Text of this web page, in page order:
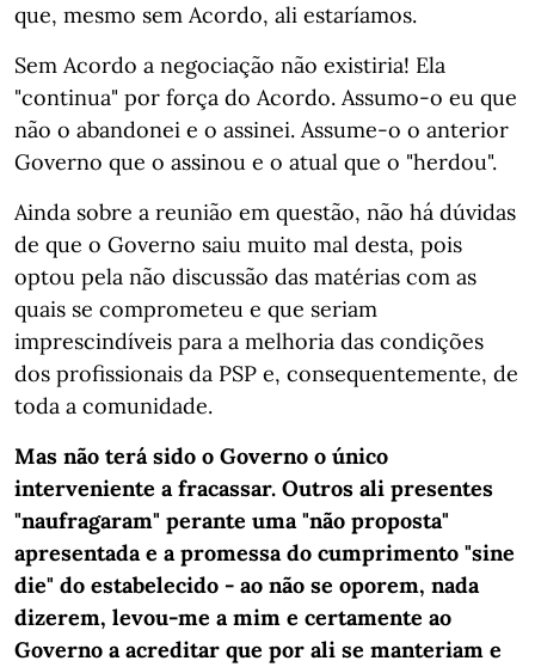
que, mesmo sem Acordo, ali estaríamos.
Sem Acordo a negociação não existiria! Ela
"continua" por força do Acordo. Assumo-o eu que
não o abandonei e o assinei. Assume-o o anterior
Governo que o assinou e o atual que o "herdou".
Ainda sobre a reunião em questão, não há dúvidas
de que o Governo saiu muito mal desta, pois
optou pela não discussão das matérias com as
quais se comprometeu e que seriam
imprescindíveis para a melhoria das condições
dos profissionais da PSP e, consequentemente, de
toda a comunidade.
Mas não terá sido o Governo o único
interveniente a fracassar. Outros ali presentes
"naufragaram" perante uma "não proposta"
apresentada e a promessa do cumprimento "sine
die" do estabelecido - ao não se oporem, nada
dizerem, levou-me a mim e certamente ao
Governo a acreditar que por ali se manteriam e